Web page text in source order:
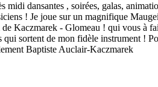
midi dansantes , soirées, galas,
! Je joue sur un magnifique
de Kaczmarek - Glomeau ! qui vous à
qui sortent de mon fidèle instrument !
Baptiste Auclair-Kaczmarek